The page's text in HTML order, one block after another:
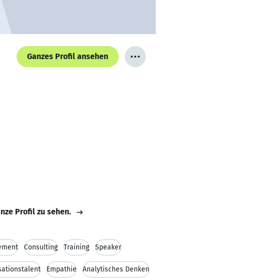
Ganzes Profil ansehen
Profil zu sehen.
Consulting Training Speaker
Empathie Analytisches Denken